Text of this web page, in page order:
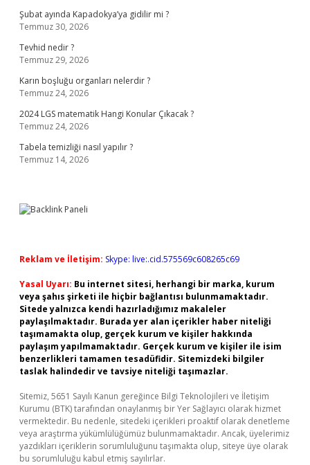
Şubat ayında Kapadokya’ya gidilir mi ?
Temmuz 30, 2026
Tevhid nedir ?
Temmuz 29, 2026
Karın boşluğu organları nelerdir ?
Temmuz 24, 2026
2024 LGS matematik Hangi Konular Çıkacak ?
Temmuz 24, 2026
Tabela temizliği nasıl yapılır ?
Temmuz 14, 2026
Reklam ve İletişim: Skype: live:.cid.575569c608265c69
Yasal Uyarı: Bu internet sitesi, herhangi bir marka, kurum
veya şahıs şirketi ile hiçbir bağlantısı bulunmamaktadır.
Sitede yalnızca kendi hazırladığımız makaleler
paylaşılmaktadır. Burada yer alan içerikler haber niteliği
taşımamakta olup, gerçek kurum ve kişiler hakkında
paylaşım yapılmamaktadır. Gerçek kurum ve kişiler ile isim
benzerlikleri tamamen tesadüfidir. Sitemizdeki bilgiler
taslak halindedir ve tavsiye niteliği taşımazlar.
Sitemiz, 5651 Sayılı Kanun gereğince Bilgi Teknolojileri ve İletişim
Kurumu (BTK) tarafından onaylanmış bir Yer Sağlayıcı olarak hizmet
vermektedir. Bu nedenle, sitedeki içerikleri proaktif olarak denetleme
veya araştırma yükümlülüğümüz bulunmamaktadır. Ancak, üyelerimiz
yazdıkları içeriklerin sorumluluğunu taşımakta olup, siteye üye olarak
bu sorumluluğu kabul etmiş sayılırlar.